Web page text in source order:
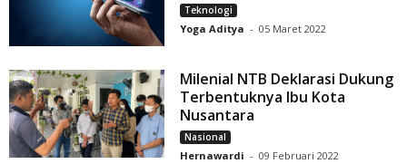
Teknologi
Yoga Aditya - 05 Maret 2022
Milenial NTB Deklarasi Dukung
Terbentuknya Ibu Kota
Nusantara
Nasional
Hernawardi - 09 Februari 2022